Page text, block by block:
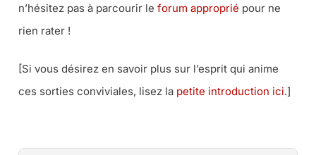
n’hésitez pas à parcourir le forum approprié pour ne
rien rater !
[Si vous désirez en savoir plus sur l’esprit qui anime
ces sorties conviviales, lisez la petite introduction ici.]